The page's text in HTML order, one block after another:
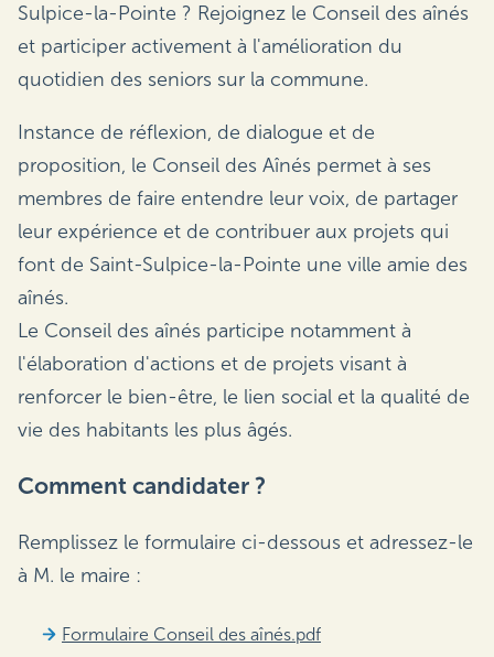
Sulpice-la-Pointe ? Rejoignez le Conseil des aînés
et participer activement à l'amélioration du
quotidien des seniors sur la commune.
Instance de réflexion, de dialogue et de
proposition, le Conseil des Aînés permet à ses
membres de faire entendre leur voix, de partager
leur expérience et de contribuer aux projets qui
font de Saint-Sulpice-la-Pointe une ville amie des
aînés.
Le Conseil des aînés participe notamment à
l'élaboration d'actions et de projets visant à
renforcer le bien-être, le lien social et la qualité de
vie des habitants les plus âgés.
Comment candidater ?
Remplissez le formulaire ci-dessous et adressez-le
à M. le maire :
Formulaire Conseil des aînés.pdf